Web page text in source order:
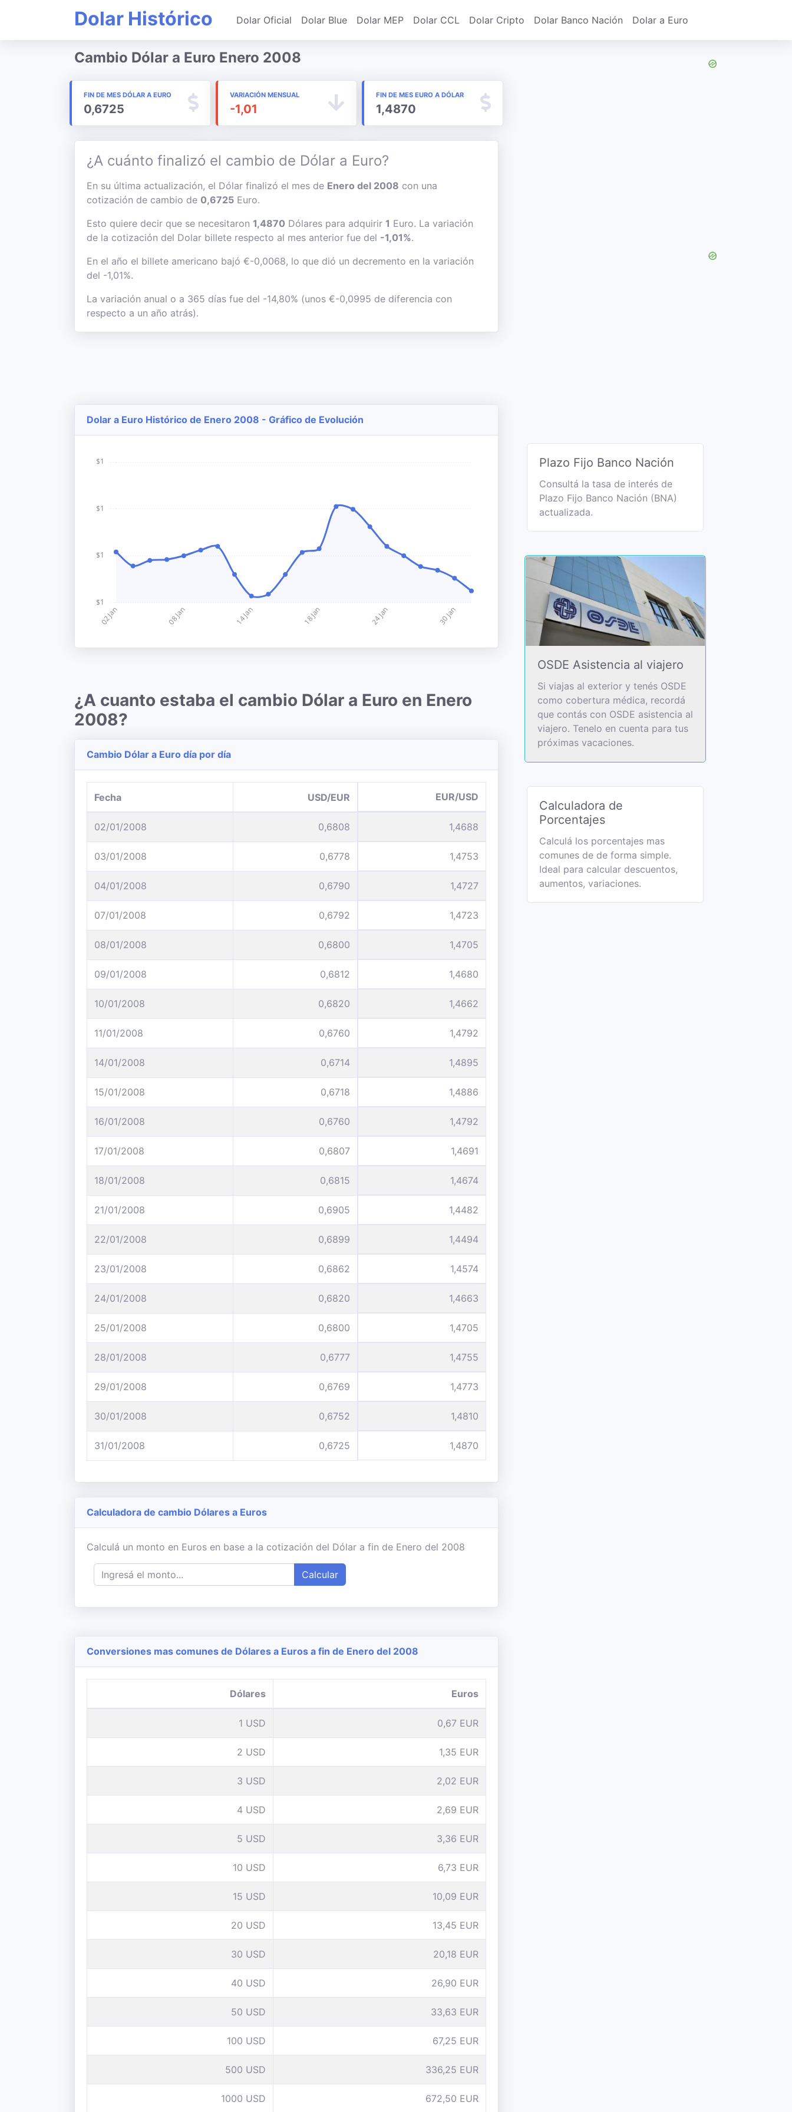
Dolar Histórico Dolar Oficial Dolar Blue Dolar MEP Dolar CCL Dolar Cripto Dolar Banco Nación Dolar a Euro
Cambio Dólar a Euro Enero 2008
FIN DE MES DÓLAR A EURO
0,6725
VARIACIÓN MENSUAL
-1,01
FIN DE MES EURO A DÓLAR
1,4870
¿A cuánto finalizó el cambio de Dólar a Euro?
En su última actualización, el Dólar finalizó el mes de Enero del 2008 con una
cotización de cambio de 0,6725 Euro.
Esto quiere decir que se necesitaron 1,4870 Dólares para adquirir 1 Euro. La variación
de la cotización del Dolar billete respecto al mes anterior fue del -1,01%.
En el año el billete americano bajó €-0,0068, lo que dió un decremento en la variación
del -1,01%.
La variación anual o a 365 días fue del -14,80% (unos €-0,0995 de diferencia con
respecto a un año atrás).
Dolar a Euro Histórico de Enero 2008 - Gráfico de Evolución
¿A cuanto estaba el cambio Dólar a Euro en Enero
2008?
Cambio Dólar a Euro día por día
Fecha USD/EUR EUR/USD
02/01/2008 0,6808 1,4688
03/01/2008 0,6778 1,4753
04/01/2008 0,6790 1,4727
07/01/2008 0,6792 1,4723
08/01/2008 0,6800 1,4705
09/01/2008 0,6812 1,4680
10/01/2008 0,6820 1,4662
11/01/2008 0,6760 1,4792
14/01/2008 0,6714 1,4895
15/01/2008 0,6718 1,4886
16/01/2008 0,6760 1,4792
17/01/2008 0,6807 1,4691
18/01/2008 0,6815 1,4674
21/01/2008 0,6905 1,4482
22/01/2008 0,6899 1,4494
23/01/2008 0,6862 1,4574
24/01/2008 0,6820 1,4663
25/01/2008 0,6800 1,4705
28/01/2008 0,6777 1,4755
29/01/2008 0,6769 1,4773
30/01/2008 0,6752 1,4810
31/01/2008 0,6725 1,4870
Calculadora de cambio Dólares a Euros
Calculá un monto en Euros en base a la cotización del Dólar a fin de Enero del 2008
Calcular
Conversiones mas comunes de Dólares a Euros a fin de Enero del 2008
Dólares Euros
1 USD 0,67 EUR
2 USD 1,35 EUR
3 USD 2,02 EUR
4 USD 2,69 EUR
5 USD 3,36 EUR
10 USD 6,73 EUR
15 USD 10,09 EUR
20 USD 13,45 EUR
30 USD 20,18 EUR
40 USD 26,90 EUR
50 USD 33,63 EUR
100 USD 67,25 EUR
500 USD 336,25 EUR
1000 USD 672,50 EUR
Plazo Fijo Banco Nación
Consultá la tasa de interés de
Plazo Fijo Banco Nación (BNA)
actualizada.
OSDE Asistencia al viajero
Si viajas al exterior y tenés OSDE
como cobertura médica, recordá
que contás con OSDE asistencia al
viajero. Tenelo en cuenta para tus
próximas vacaciones.
Calculadora de
Porcentajes
Calculá los porcentajes mas
comunes de de forma simple.
Ideal para calcular descuentos,
aumentos, variaciones.